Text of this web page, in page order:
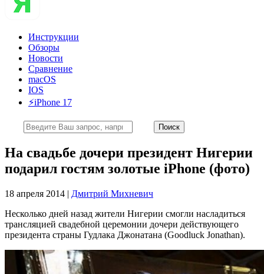
Инструкции
Обзоры
Новости
Сравнение
macOS
IOS
⚡️iPhone 17
На свадьбе дочери президент Нигерии
подарил гостям золотые iPhone (фото)
18 апреля 2014 | Дмитрий Михневич
Несколько дней назад жители Нигерии смогли насладиться
трансляцией свадебной церемонии дочери действующего
президента страны Гудлака Джонатана (Goodluck Jonathan).